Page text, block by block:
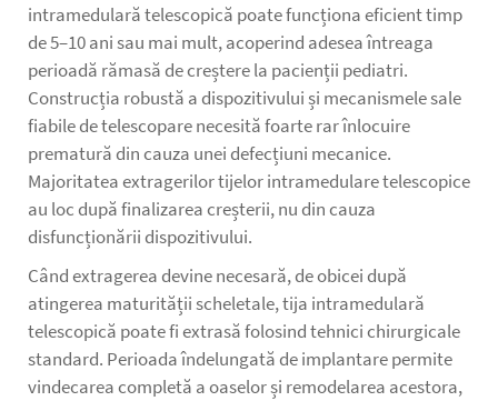
intramedulară telescopică poate funcționa eficient timp
de 5–10 ani sau mai mult, acoperind adesea întreaga
perioadă rămasă de creștere la pacienții pediatri.
Construcția robustă a dispozitivului și mecanismele sale
fiabile de telescopare necesită foarte rar înlocuire
prematură din cauza unei defecțiuni mecanice.
Majoritatea extragerilor tijelor intramedulare telescopice
au loc după finalizarea creșterii, nu din cauza
disfuncționării dispozitivului.
Când extragerea devine necesară, de obicei după
atingerea maturității scheletale, tija intramedulară
telescopică poate fi extrasă folosind tehnici chirurgicale
standard. Perioada îndelungată de implantare permite
vindecarea completă a oaselor și remodelarea acestora,